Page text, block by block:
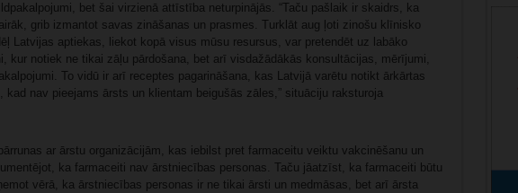
bet šai virzienā attīstība neturpinājās. “Taču pašlaik ir skaidrs, ka
grib izmantot savas zināšanas un prasmes. Turklāt aug ļoti zinošu klīnisko
Latvijas aptiekas, liekot kopā visus mūsu resursus, var pretendēt uz labāko
kur notiek ne tikai zāļu pārdošana, bet arī visdažādākās konsultācijas, mērījumi,
To vidū ir arī receptes pagarināšana, kas Latvijā varētu notikt ārkārtas
kad nav pieejams ārsts un klientam beigušās zāles,” situāciju raksturoja
ar ārstu organizācijām, kas iebilst pret farmaceitu veiktu vakcinēšanu un
ka farmaceiti nav ārstniecības personas. Taču jāatzīst, ka farmaceiti būtu
vērā, ka ārstniecības personas ir ne tikai ārsti un medmāsas, bet arī ārsta